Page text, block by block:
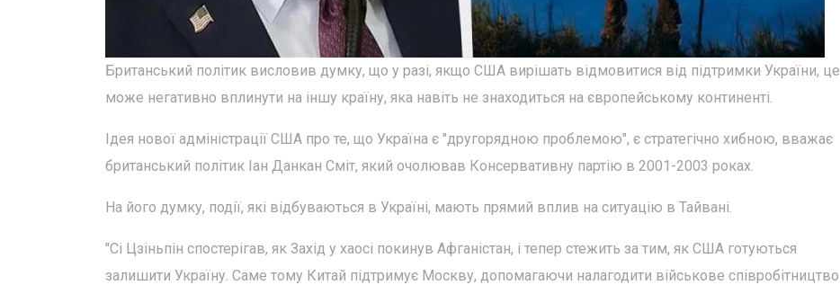
Британський політик висловив думку, що у разі, якщо США вирішать відмовитися від підтримки України, це
може негативно вплинути на іншу країну, яка навіть не знаходиться на європейському континенті.
Ідея нової адміністрації США про те, що Україна є "другорядною проблемою", є стратегічно хибною, вважає
британський політик Іан Данкан Сміт, який очолював Консервативну партію в 2001-2003 роках.
На його думку, події, які відбуваються в Україні, мають прямий вплив на ситуацію в Тайвані.
"Сі Цзіньпін спостерігав, як Захід у хаосі покинув Афганістан, і тепер стежить за тим, як США готуються
залишити Україну. Саме тому Китай підтримує Москву, допомагаючи налагодити військове співробітництво